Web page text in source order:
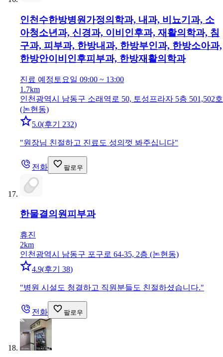
인천수한방병원 가정의학과, 내과, 비뇨기과, 소
아청소년과, 신경과, 이비인후과, 재활의학과, 침
구과, 피부과, 한방내과, 한방부인과, 한방소아과,
한방안이비인후피부과, 한방재활의학과
진료 예정 토요일 09:00 ~ 13:00
1.7km
인천광역시 남동구 소래역로 50, 토성프라자 5층 501,502호
(논현동)
5.0(후기 232)
"원장님 친절하고 진료도 성의껏 봐주십니다"
전화 팔로우
한물결의원피부과
휴진
2km
인천광역시 남동구 포구로 64-35, 2층 (논현동)
4.9(후기 38)
"병원 시설도 청결하고 직원분들도 친절하셨습니다."
전화 팔로우